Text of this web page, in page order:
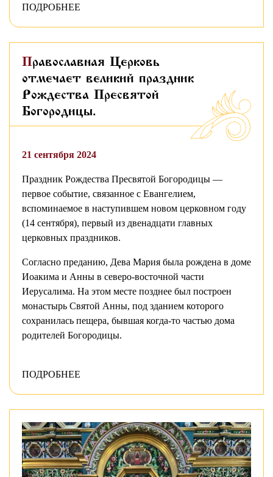
ПОДРОБНЕЕ
Православная Церковь
отмечает великий праздник
Рождества Пресвятой
Богородицы.
21 сентября 2024
Праздник Рождества Пресвятой Богородицы —
первое событие, связанное с Евангелием,
вспоминаемое в наступившем новом церковном году
(14 сентября), первый из двенадцати главных
церковных праздников.
Согласно преданию, Дева Мария была рождена в доме
Иоакима и Анны в северо-восточной части
Иерусалима. На этом месте позднее был построен
монастырь Святой Анны, под зданием которого
сохранилась пещера, бывшая когда-то частью дома
родителей Богородицы.
ПОДРОБНЕЕ